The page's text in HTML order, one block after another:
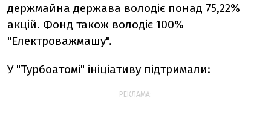
держмайна держава володіє понад 75,22%
акцій. Фонд також володіє 100%
"Електроважмашу".
У "Турбоатомі" ініціативу підтримали:
РЕКЛАМА: